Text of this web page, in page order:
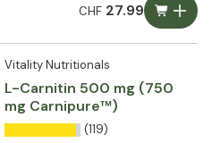
CHF27.99
Vitality Nutritionals
L-Carnitin 500 mg (750
mg Carnipure™)
(119)